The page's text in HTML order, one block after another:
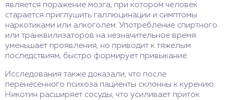
является поражение мозга, при котором человек
старается приглушить галлюцинации и симптомы
наркотиками или алкоголем. Употребление спиртного
или транквилизаторов на незначительное время
уменьшает проявления, но приводит к тяжелым
последствиям, быстро формирует привыкание.
Исследования также доказали, что после
перенесенного психоза пациенты склонны к курению.
Никотин расширяет сосуды, что усиливает приток